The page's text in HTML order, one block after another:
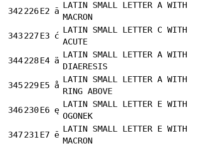
342 226 E2 ā
LATIN SMALL LETTER A WITH
MACRON
343 227 E3 ć
LATIN SMALL LETTER C WITH
ACUTE
344228E4 ä
LATIN SMALL LETTER A WITH
DIAERESIS
345 229 E5 å
LATIN SMALL LETTER A WITH
RING ABOVE
346 230E6 ę
LATIN SMALL LETTER E WITH
OGONEK
347 231 E7 ē
LATIN SMALL LETTER E WITH
MACRON